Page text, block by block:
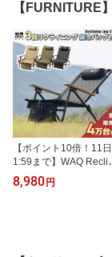
【FURNITURE】
【ポイント10倍！11
1:59まで】WAQ
g Low Chair リクライニ
ングローチェア WAQ-
8,980 円